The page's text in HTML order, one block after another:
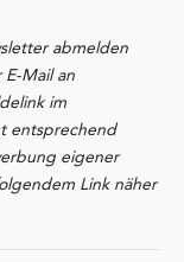
abmelden
Mail an
im
entsprechend
eigener
Link näher